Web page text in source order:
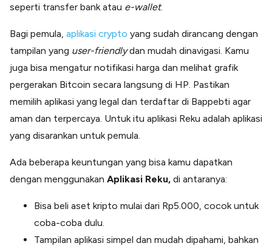
seperti transfer bank atau e-wallet.
Bagi pemula, aplikasi crypto yang sudah dirancang dengan
tampilan yang user-friendlydan mudah dinavigasi. Kamu
juga bisa mengatur notifikasi harga dan melihat grafik
pergerakan Bitcoin secara langsung di HP. Pastikan
memilih aplikasi yang legal dan terdaftar di Bappebti agar
aman dan terpercaya. Untuk itu aplikasi Reku adalah aplikasi
yang disarankan untuk pemula.
Ada beberapa keuntungan yang bisa kamu dapatkan
dengan menggunakan Aplikasi Reku, di antaranya:
Bisa beli aset kripto mulai dari Rp5.000, cocok untuk
coba-coba dulu.
Tampilan aplikasi simpel dan mudah dipahami, bahkan